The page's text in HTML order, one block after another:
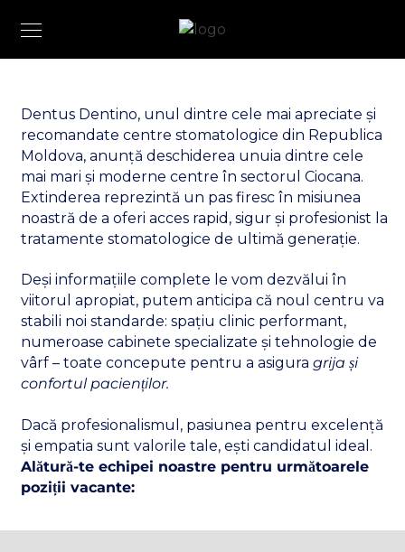
Dentus Dentino, unul dintre cele mai apreciate și
recomandate centre stomatologice din Republica
Moldova, anunță deschiderea unuia dintre cele
mai mari și moderne centre în sectorul Ciocana.
Extinderea reprezintă un pas firesc în misiunea
noastră de a oferi acces rapid, sigur și profesionist la
tratamente stomatologice de ultimă generație.
Deși informațiile complete le vom dezvălui în
viitorul apropiat, putem anticipa că noul centru va
stabili noi standarde: spațiu clinic performant,
numeroase cabinete specializate și tehnologie de
vârf – toate concepute pentru a asigura grija și
confortul pacienților.
Dacă profesionalismul, pasiunea pentru excelență
și empatia sunt valorile tale, ești candidatul ideal.
Alătură-te echipei noastre pentru următoarele
poziții vacante: